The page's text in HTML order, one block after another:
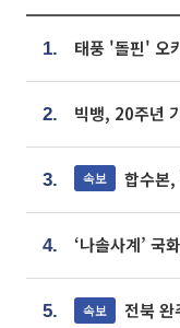
1.
2.
3. 속보 합수본, '통
4.
5. 속보 전북 완